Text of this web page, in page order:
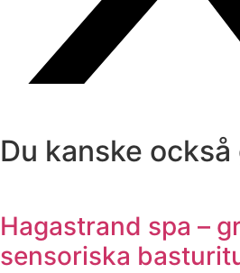
Du kanske också
Hagastrand spa –
sensoriska